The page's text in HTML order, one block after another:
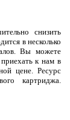
снизить
в несколько
Вы можете
к нам в
цене. Ресурс
картриджа.